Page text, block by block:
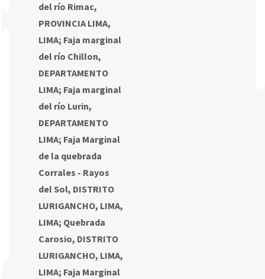
del río Rimac,
PROVINCIA LIMA,
LIMA; Faja marginal
del río Chillon,
DEPARTAMENTO
LIMA; Faja marginal
del río Lurin,
DEPARTAMENTO
LIMA; Faja Marginal
de la quebrada
Corrales - Rayos
del Sol, DISTRITO
LURIGANCHO, LIMA,
LIMA; Quebrada
Carosio, DISTRITO
LURIGANCHO, LIMA,
LIMA; Faja Marginal